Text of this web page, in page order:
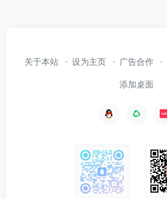
关于本站 设为主页 广告合作
添加桌面